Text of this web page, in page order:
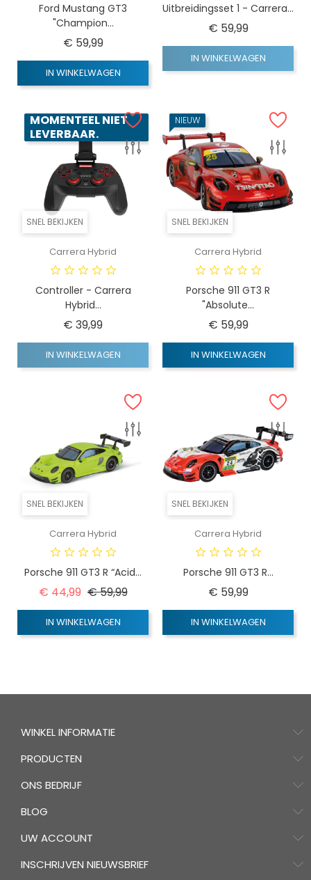
Ford Mustang GT3
"Champion...
€ 59,99Prijs
IN WINKELWAGEN
Uitbreidingsset 1 - Carrera...
€ 59,99Prijs
IN WINKELWAGEN
SNEL BEKIJKEN
MOMENTEEL NIET
LEVERBAAR.
Carrera Hybrid
Controller - Carrera
Hybrid...
€ 39,99Prijs
IN WINKELWAGEN
SNEL BEKIJKEN
NIEUW
Carrera Hybrid
Porsche 911 GT3 R
"Absolute...
€ 59,99Prijs
IN WINKELWAGEN
SNEL BEKIJKEN
Carrera Hybrid
Porsche 911 GT3 R “Acid...
€ 44,99 Normale prijs
€ 59,99Prijs
IN WINKELWAGEN
SNEL BEKIJKEN
Carrera Hybrid
Porsche 911 GT3 R...
€ 59,99Prijs
IN WINKELWAGEN
WINKEL INFORMATIE
PRODUCTEN
ONS BEDRIJF
BLOG
UW ACCOUNT
INSCHRIJVEN NIEUWSBRIEF